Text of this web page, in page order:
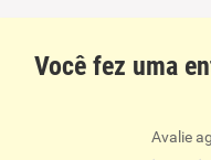
Você fez uma
Avalie